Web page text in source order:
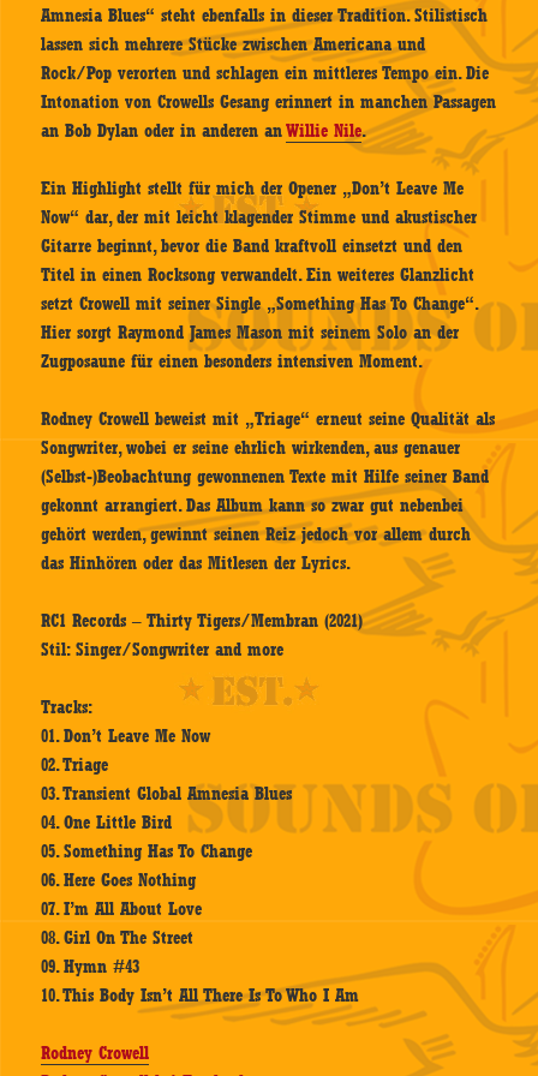
Amnesia Blues“ steht ebenfalls in dieser Tradition. Stilistisch
lassen sich mehrere Stücke zwischen Americana und
Rock/Pop verorten und schlagen ein mittleres Tempo ein. Die
Intonation von Crowells Gesang erinnert in manchen Passagen
an Bob Dylan oder in anderen anWillie Nile.
Ein Highlight stellt für mich der Opener „Don’t Leave Me
Now“ dar, der mit leicht klagender Stimme und akustischer
Gitarre beginnt, bevor die Band kraftvoll einsetzt und den
Titel in einen Rocksong verwandelt. Ein weiteres Glanzlicht
setzt Crowell mit seiner Single „Something Has To Change“.
Hier sorgt Raymond James Mason mit seinem Solo an der
Zugposaune für einen besonders intensiven Moment.
Rodney Crowell beweist mit „Triage“ erneut seine Qualität als
Songwriter, wobei er seine ehrlich wirkenden, aus genauer
(Selbst-)Beobachtung gewonnenen Texte mit Hilfe seiner Band
gekonnt arrangiert. Das Album kann so zwar gut nebenbei
gehört werden, gewinnt seinen Reiz jedoch vor allem durch
das Hinhören oder das Mitlesen der Lyrics.
RC1 Records – Thirty Tigers/Membran (2021)
Stil: Singer/Songwriter and more
Tracks:
01. Don’t Leave Me Now
02. Triage
03. Transient Global Amnesia Blues
04. One Little Bird
05. Something Has To Change
06. Here Goes Nothing
07. I’m All About Love
08. Girl On The Street
09. Hymn #43
10. This Body Isn’t All There Is To Who I Am
Rodney Crowell